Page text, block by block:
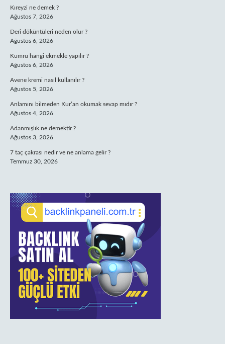
Kıreyzi ne demek ?
Ağustos 7, 2026
Deri döküntüleri neden olur ?
Ağustos 6, 2026
Kumru hangi ekmekle yapılır ?
Ağustos 6, 2026
Avene kremi nasıl kullanılır ?
Ağustos 5, 2026
Anlamını bilmeden Kur’an okumak sevap mıdır ?
Ağustos 4, 2026
Adanmışlık ne demektir ?
Ağustos 3, 2026
7 taç çakrası nedir ve ne anlama gelir ?
Temmuz 30, 2026